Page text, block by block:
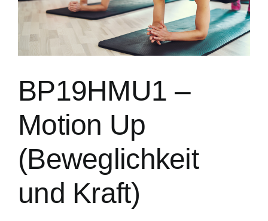
BP19HMU1 –
Motion Up
(Beweglichkeit
und Kraft)